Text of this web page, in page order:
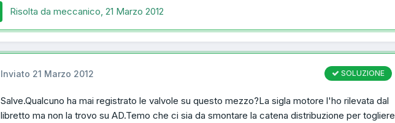
Risolta da meccanico, 21 Marzo 2012
SOLUZIONE
Inviato 21 Marzo 2012
Salve.Qualcuno ha mai registrato le valvole su questo mezzo?La sigla motore l'ho rilevata dal
libretto ma non la trovo su AD.Temo che ci sia da smontare la catena distribuzione per togliere